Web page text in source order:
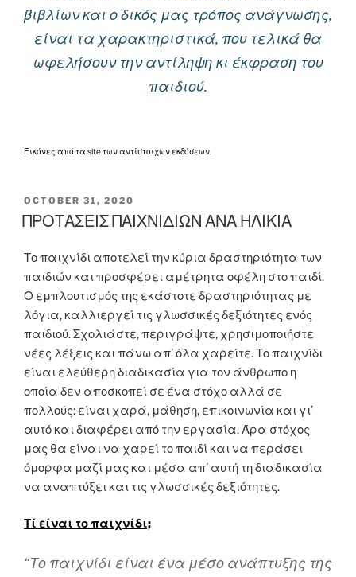
βιβλίων και ο δικός μας τρόπος ανάγνωσης,
είναι τα χαρακτηριστικά, που τελικά θα
ωφελήσουν την αντίληψη κι έκφραση του
παιδιού.
Εικόνες από τα site των αντίστοιχων εκδόσεων.
POSTED
ON
OCTOBER 31, 2020
ΠΡΟΤΑΣΕΙΣ ΠΑΙΧΝΙΔΙΩΝ ΑΝΑ ΗΛΙΚΙΑ
Το παιχνίδι αποτελεί την κύρια δραστηριότητα των
παιδιών και προσφέρει αμέτρητα οφέλη στο παιδί.
Ο εμπλουτισμός της εκάστοτε δραστηριότητας με
λόγια, καλλιεργεί τις γλωσσικές δεξιότητες ενός
παιδιού. Σχολιάστε, περιγράψτε, χρησιμοποιήστε
νέες λέξεις και πάνω απ’ όλα χαρείτε. Το παιχνίδι
είναι ελεύθερη διαδικασία για τον άνθρωπο η
οποία δεν αποσκοπεί σε ένα στόχο αλλά σε
πολλούς: είναι χαρά, μάθηση, επικοινωνία και γι’
αυτό και διαφέρει από την εργασία. Άρα στόχος
μας θα είναι να χαρεί το παιδί και να περάσει
όμορφα μαζί μας και μέσα απ’ αυτή τη διαδικασία
να αναπτύξει και τις γλωσσικές δεξιότητες.
Τί είναι το παιχνίδι;
“Το παιχνίδι είναι ένα μέσο ανάπτυξης της